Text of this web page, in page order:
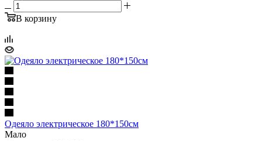
В корзину
Одеяло электрическое 180*150см
Мало